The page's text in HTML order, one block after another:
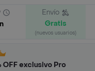
Envío
Gratis
(nuevos usuarios)
OFF exclusivo Pro